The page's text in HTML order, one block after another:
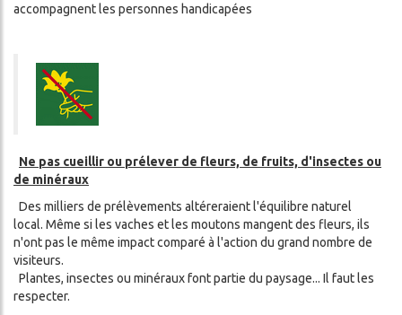
accompagnent les personnes handicapées
Ne pas cueillir ou prélever de fleurs, de fruits, d'insectes ou
de minéraux
Des milliers de prélèvements altéreraient l'équilibre naturel
local. Même si les vaches et les moutons mangent des fleurs, ils
n'ont pas le même impact comparé à l'action du grand nombre de
visiteurs.
Plantes, insectes ou minéraux font partie du paysage... Il faut les
respecter.